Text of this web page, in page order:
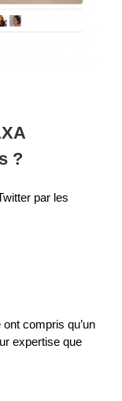
?
par les
compris qu’un
expertise que